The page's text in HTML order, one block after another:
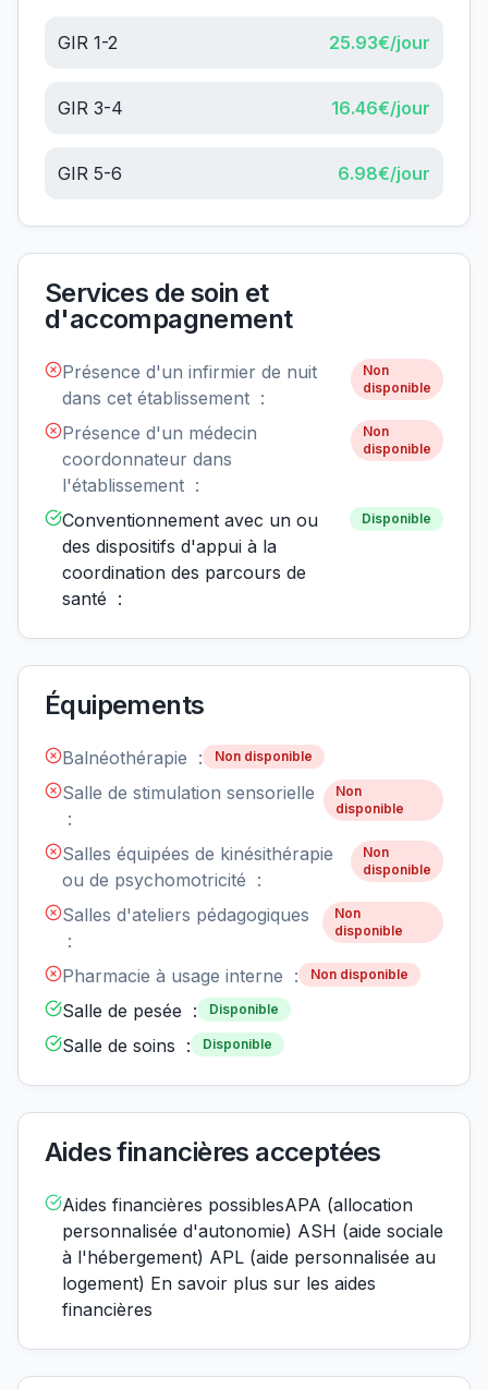
GIR 1-2 25.93€/jour
GIR 3-4 16.46€/jour
GIR 5-6 6.98€/jour
Services de soin et
d'accompagnement
Présence d'un infirmier de nuit
dans cet établissement :
Non
disponible
Présence d'un médecin
coordonnateur dans
l'établissement :
Non
disponible
Conventionnement avec un ou
des dispositifs d'appui à la
coordination des parcours de
santé :
Disponible
Équipements
Balnéothérapie : Non disponible
Salle de stimulation sensorielle
:
Non
disponible
Salles équipées de kinésithérapie
ou de psychomotricité :
Non
disponible
Salles d'ateliers pédagogiques
:
Non
disponible
Pharmacie à usage interne : Non disponible
Salle de pesée : Disponible
Salle de soins : Disponible
Aides financières acceptées
Aides financières possiblesAPA (allocation
personnalisée d'autonomie) ASH (aide sociale
à l'hébergement) APL (aide personnalisée au
logement) En savoir plus sur les aides
financières